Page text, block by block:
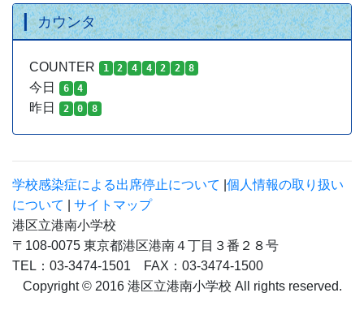
カウンタ
COUNTER 1 2 4 4 2 2 8
今日 6 4
昨日 2 0 8
学校感染症による出席停止について 個人情報の取り扱い
について
サイトマップ
港区立港南小学校
〒108-0075 東京都港区港南４丁目３番２８号
TEL：03-3474-1501 FAX：03-3474-1500
Copyright © 2016 港区立港南小学校 All rights reserved.